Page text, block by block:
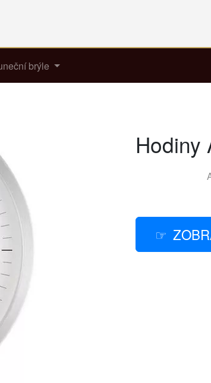
brýle
Hodiny